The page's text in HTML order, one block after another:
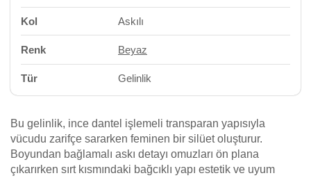
Kol Askılı
Renk Beyaz
Tür Gelinlik
Bu gelinlik, ince dantel işlemeli transparan yapısıyla
vücudu zarifçe sararken feminen bir silüet oluşturur.
Boyundan bağlamalı askı detayı omuzları ön plana
çıkarırken sırt kısmındaki bağcıklı yapı estetik ve uyum